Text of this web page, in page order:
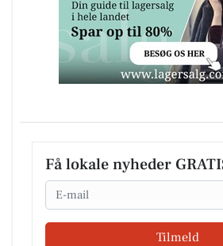
Få lokale nyheder
Email
Tilmeld